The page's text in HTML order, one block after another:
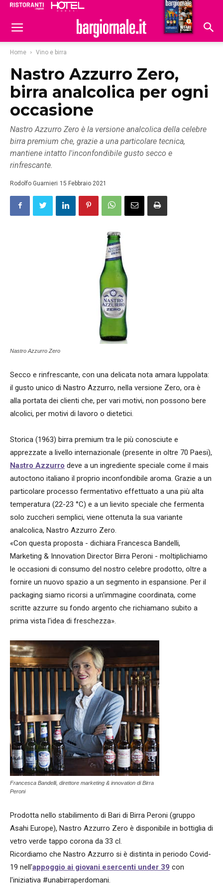
Hoteldomani
Home Vino e birra
Nastro Azzurro Zero,
birra analcolica per ogni
occasione
Nastro Azzurro Zero è la versione analcolica della celebre
birra premium che, grazie a una particolare tecnica,
mantiene intatto l'inconfondibile gusto secco e
rinfrescante.
Rodolfo Guarnieri 15 Febbraio 2021
Nastro Azzurro Zero
Secco e rinfrescante, con una delicata nota amara luppolata:
il gusto unico di Nastro Azzurro, nella versione Zero, ora è
alla portata dei clienti che, per vari motivi, non possono bere
alcolici, per motivi di lavoro o dietetici.
Storica (1963) birra premium tra le più conosciute e
apprezzate a livello internazionale (presente in oltre 70 Paesi),
Nastro Azzurro deve a un ingrediente speciale come il mais
autoctono italiano il proprio inconfondibile aroma. Grazie a un
particolare processo fermentativo effettuato a una più alta
temperatura (22-23 °C) e a un lievito speciale che fermenta
solo zuccheri semplici, viene ottenuta la sua variante
analcolica, Nastro Azzurro Zero.
«Con questa proposta - dichiara Francesca Bandelli,
Marketing & Innovation Director Birra Peroni - moltiplichiamo
le occasioni di consumo del nostro celebre prodotto, oltre a
fornire un nuovo spazio a un segmento in espansione. Per il
packaging siamo ricorsi a un'immagine coordinata, come
scritte azzurre su fondo argento che richiamano subito a
prima vista l'idea di freschezza».
Francesca Bandelli, direttore marketing & innovation di Birra
Peroni
Prodotta nello stabilimento di Bari di Birra Peroni (gruppo
Asahi Europe), Nastro Azzurro Zero è disponibile in bottiglia di
vetro verde tappo corona da 33 cl.
Ricordiamo che Nastro Azzurro si è distinta in periodo Covid-
19 nell'appoggio ai giovani esercenti under 39 con
l'iniziativa #unabirraperdomani.